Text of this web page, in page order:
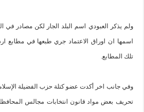
ولم يذكر العبودي اسم البلد الجار لكن مصادر
اسمها ان اوراق الاعتماد جري طبعها في مطابع
تلك المطابع.
وفي جانب اخر أكدت عضو كتلة حزب الفضيلة
تحريف بعض مواد قانون انتخابات مجالس